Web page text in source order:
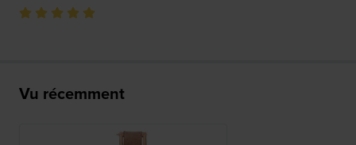
Vu récemment